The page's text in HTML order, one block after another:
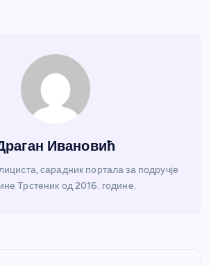
Ивановић
сарадник портала за подручје
Трстеник од 2016. године.